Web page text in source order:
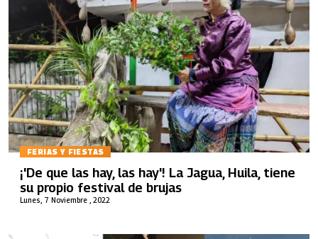
FERIAS Y FIESTAS
Lunes, 7 Noviembre , 2022
¡'De que las hay, las hay'! La Jagua, Huila, tiene
su propio festival de brujas